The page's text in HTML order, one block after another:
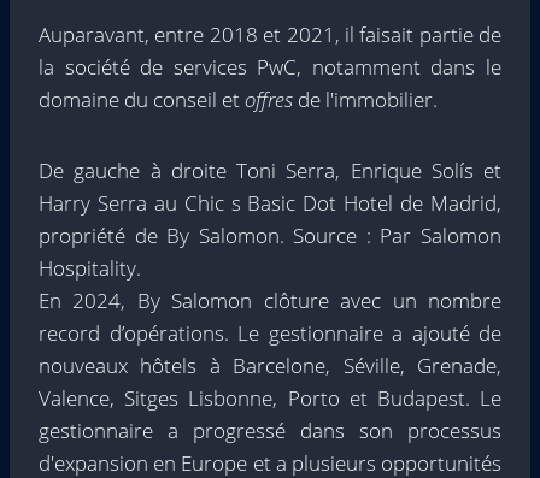
Auparavant, entre 2018 et 2021, il faisait partie de
la société de services PwC, notamment dans le
domaine du conseil etoffres de l'immobilier.
De gauche à droite Toni Serra, Enrique Solís et
Harry Serra au Chic s Basic Dot Hotel de Madrid,
propriété de By Salomon. Source : Par Salomon
Hospitality.
En 2024, By Salomon clôture avec un nombre
record d’opérations. Le gestionnaire a ajouté de
nouveaux hôtels à Barcelone, Séville, Grenade,
Valence, Sitges Lisbonne, Porto et Budapest. Le
gestionnaire a progressé dans son processus
d'expansion en Europe et a plusieurs opportunités